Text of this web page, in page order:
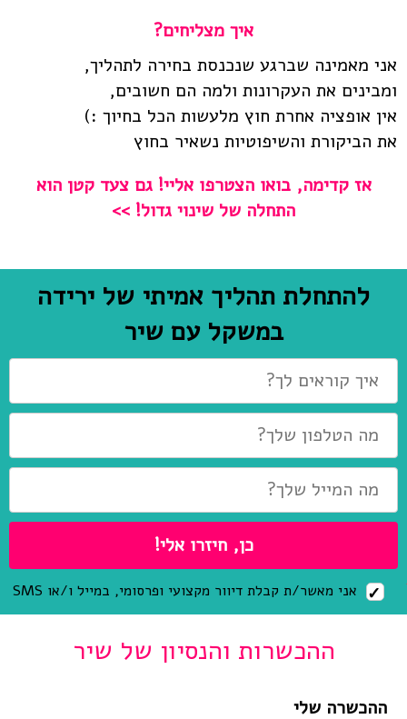
איך מצליחים?
אני מאמינה שברגע שנכנסת בחירה לתהליך,
ומבינים את העקרונות ולמה הם חשובים,
אין אופציה אחרת חוץ מלעשות הכל בחיוך :)
את הביקורת והשיפוטיות נשאיר בחוץ
אז קדימה, בואו הצטרפו אליי! גם צעד קטן הוא
התחלה של שינוי גדול! >>
להתחלת תהליך אמיתי של ירידה
במשקל עם שיר
אני מאשר/ת קבלת דיוור מקצועי ופרסומי, במייל ו/או SMS
ההכשרות והנסיון של שיר